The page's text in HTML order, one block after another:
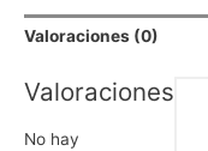
Valoraciones (0)
Valoraciones
No hay